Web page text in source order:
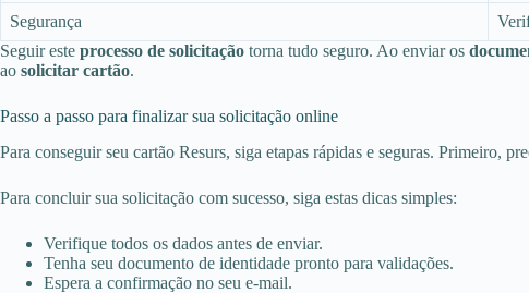
Segurança
Seguir este processo de solicitação torna tudo seguro. Ao enviar os
ao solicitar cartão.
Passo a passo para finalizar sua solicitação online
Para conseguir seu cartão Resurs, siga etapas rápidas e seguras. Primeiro,
Para concluir sua solicitação com sucesso, siga estas dicas simples:
Verifique todos os dados antes de enviar.
Tenha seu documento de identidade pronto para validações.
Espera a confirmação no seu e-mail.